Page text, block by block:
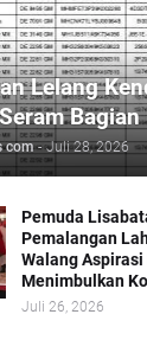
Lelang
Bagian
com - Juli 28, 2026
Pemuda
Pemalangan
Walang
Menimbulkan
Juli 26, 2026